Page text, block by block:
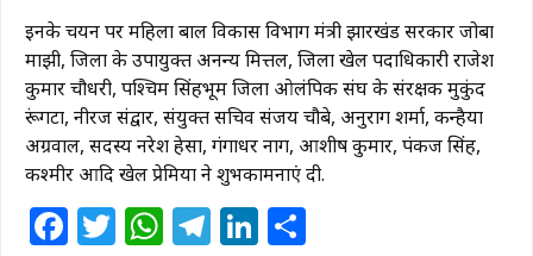
इनके चयन पर महिला बाल विकास विभाग मंत्री झारखंड सरकार जोबा
माझी, जिला के उपायुक्त अनन्य मित्तल, जिला खेल पदाधिकारी राजेश
कुमार चौधरी, पश्चिम सिंहभूम जिला ओलंपिक संघ के संरक्षक मुकुंद
रूंगटा, नीरज संद्वार, संयुक्त सचिव संजय चौबे, अनुराग शर्मा, कन्हैया
अग्रवाल, सदस्य नरेश हेसा, गंगाधर नाग, आशीष कुमार, पंकज सिंह,
कश्मीर आदि खेल प्रेमियों ने शुभकामनाएं दी.
Facebook
Twitter
WhatsApp
Telegram
LinkedIn